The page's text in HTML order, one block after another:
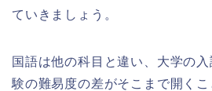
ていきましょう。
国語は他の科目と違い、 大学の
験の難易度の差がそこまで開くこ